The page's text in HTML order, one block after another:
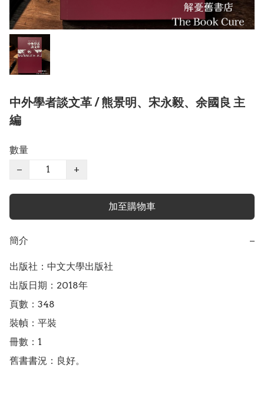
中外學者談文革 / 熊景明、宋永毅、余國良 主
編
數量
−
+
加至購物車
簡介 −
出版社：中文大學出版社
出版日期：2018年
頁數：348
裝幀：平裝
冊數：1
舊書書況：良好。